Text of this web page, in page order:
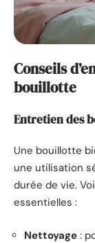
Conseils
bouillotte
Entretien des
Une bouillotte
une utilisation
durée de vie.
essentielles :
Nettoyage :